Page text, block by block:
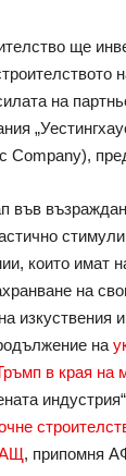
ще
на
Company),
във
които имат
на
изкуствения
на
в края на
, припомня